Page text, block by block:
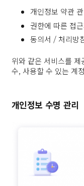
개인정보 약관
권한에 따른 접
동의서 / 처리방
위와 같은 서비스를
수, 사용할 수 있는 계
개인정보 수명 관리